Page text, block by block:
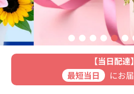
【当日配達】
最短当日
にお